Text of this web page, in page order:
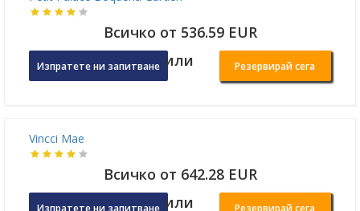
Petit Palace Boquería Garden
Изпратете ни запитване